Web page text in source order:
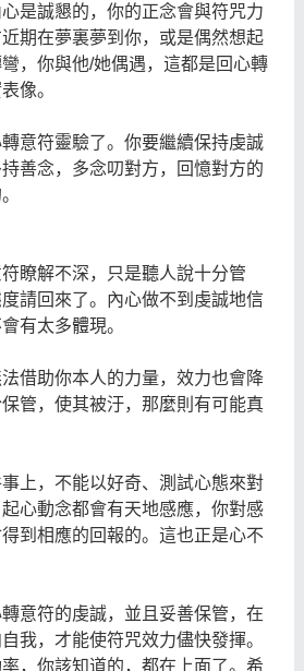
是誠懇的，你的正念會與符咒力
期在夢裏夢到你，或是偶然想起
，你與他/她偶遇，這都是回心轉
像。
意符靈驗了。你要繼續保持虔誠
善念，多念叨對方，回憶對方的
瞭解不深，只是聽人說十分管
請回來了。內心做不到虔誠地信
有太多體現。
借助你本人的力量，效力也會降
管，使其被汙，那麼則有可能真
上，不能以好奇、測試心態來對
心動念都會有天地感應，你對感
到相應的回報的。這也正是心不
意符的虔誠，並且妥善保管，在
我，才能使符咒效力儘快發揮。
，你該知道的，都在上面了。希